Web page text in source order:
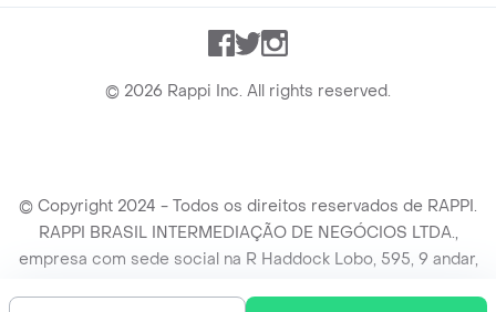
Facebook
TwitterInstagram
© 2026 Rappi Inc. All rights reserved.
© Copyright 2024 - Todos os direitos reservados de RAPPI.
RAPPI BRASIL INTERMEDIAÇÃO DE NEGÓCIOS LTDA.,
empresa com sede social na R Haddock Lobo, 595, 9 andar,